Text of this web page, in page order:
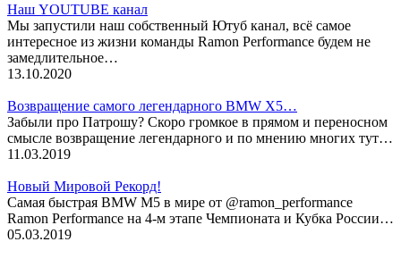
Наш YOUTUBE канал
Мы запустили наш собственный Ютуб канал, всё самое
интересное из жизни команды Ramon Performance будем не
замедлительное…
13.10.2020
Возвращение самого легендарного BMW X5…
Забыли про Патрошу? Скоро громкое в прямом и переносном
смысле возвращение легендарного и по мнению многих тут…
11.03.2019
Новый Мировой Рекорд!
Cамая быстрая BMW M5 в мире от @ramon_performance
Ramon Performance на 4-м этапе Чемпионата и Кубка России…
05.03.2019